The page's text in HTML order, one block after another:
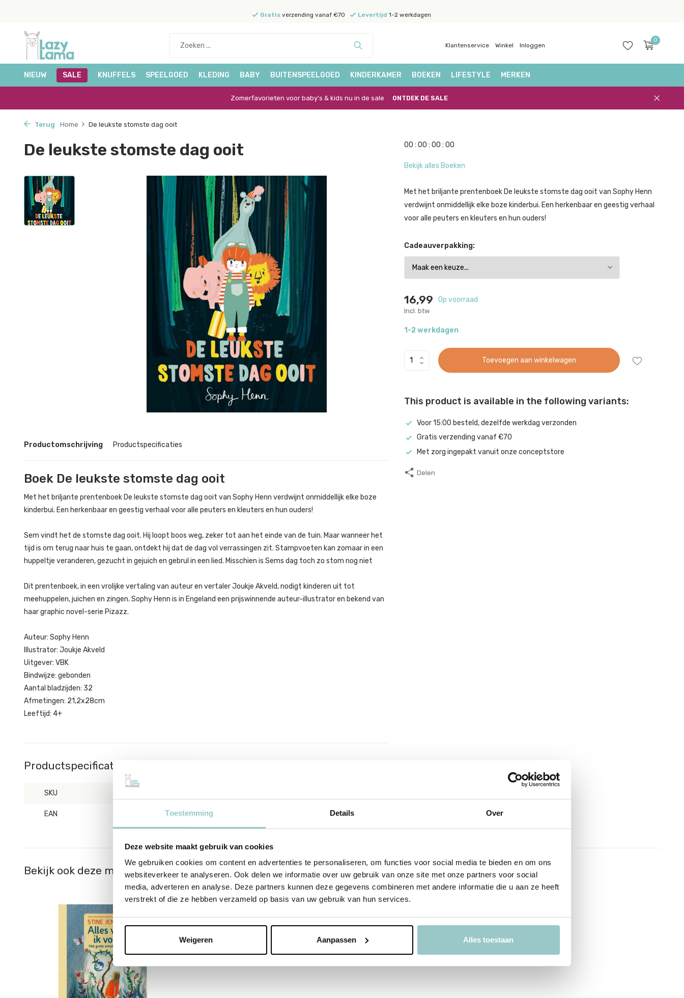
Toestemming Details Over
Deze website maakt gebruik van cookies
We gebruiken cookies om content en advertenties te personaliseren, om functies voor social media te bieden en om ons
websiteverkeer te analyseren. Ook delen we informatie over uw gebruik van onze site met onze partners voor social
media, adverteren en analyse. Deze partners kunnen deze gegevens combineren met andere informatie die u aan ze heeft
verstrekt of die ze hebben verzameld op basis van uw gebruik van hun services.
Weigeren Aanpassen Alles toestaan
Gratisverzending vanaf €70 Levertijd 1-2 werkdagen
Klantenservice Winkel Inloggen
0
NIEUW SALE KNUFFELS SPEELGOED KLEDING BABY BUITENSPEELGOED KINDERKAMER BOEKEN LIFESTYLE MERKEN
Zomerfavorieten voor baby's & kids nu in de sale ONTDEK DE SALE
Terug Home De leukste stomste dag ooit
De leukste stomste dag ooit
Productomschrijving Productspecificaties
Boek De leukste stomste dag ooit
Met het briljante prentenboek De leukste stomste dag ooit van Sophy Henn verdwijnt onmiddellijk elke boze
kinderbui. Een herkenbaar en geestig verhaal voor alle peuters en kleuters en hun ouders!
Sem vindt het de stomste dag ooit. Hij loopt boos weg, zeker tot aan het einde van de tuin. Maar wanneer het
tijd is om terug naar huis te gaan, ontdekt hij dat de dag vol verrassingen zit. Stampvoeten kan zomaar in een
huppeltje veranderen, gezucht in gejuich en gebrul in een lied. Misschien is Sems dag toch zo stom nog niet
Dit prentenboek, in een vrolijke vertaling van auteur en vertaler Joukje Akveld, nodigt kinderen uit tot
meehuppelen, juichen en zingen. Sophy Henn is in Engeland een prijswinnende auteur-illustrator en bekend van
haar graphic novel-serie Pizazz.
Auteur: Sophy Henn
Illustrator: Joukje Akveld
Uitgever: VBK
Bindwijze: gebonden
Aantal bladzijden: 32
Afmetingen: 21,2x28cm
Leeftijd: 4+
Productspecificaties
SKU
EAN 9789024597383
00 : 00 : 00 : 00
Bekijk alles Boeken
Met het briljante prentenboek De leukste stomste dag ooit van Sophy Henn
verdwijnt onmiddellijk elke boze kinderbui. Een herkenbaar en geestig verhaal
voor alle peuters en kleuters en hun ouders!
Cadeauverpakking:
16,99 Op voorraad
Incl. btw
1-2 werkdagen
Toevoegen aan winkelwagen
This product is available in the following variants:
Voor 15:00 besteld, dezelfde werkdag verzonden
Gratis verzending vanaf €70
Met zorg ingepakt vanuit onze conceptstore
Delen
Bekijk ook deze must-haves